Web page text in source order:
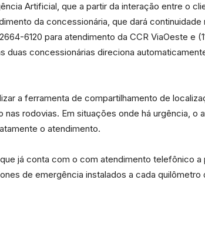
Artificial, que a partir da interação entre o
da concessionária, que dará
6120 para atendimento da CCR ViaOeste e
concessionárias direciona
a ferramenta de compartilhamento de
rodovias. Em situações onde há urgência, o
o atendimento.
já conta com o com atendimento telefônico a
de emergência instalados a cada quilômetro